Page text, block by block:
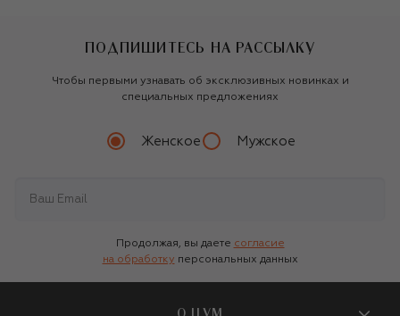
ПОДПИШИТЕСЬ НА РАССЫЛКУ
Чтобы первыми узнавать об эксклюзивных новинках и
специальных предложениях
Женское Мужское
Продолжая, вы даете согласие
на обработку персональных данных